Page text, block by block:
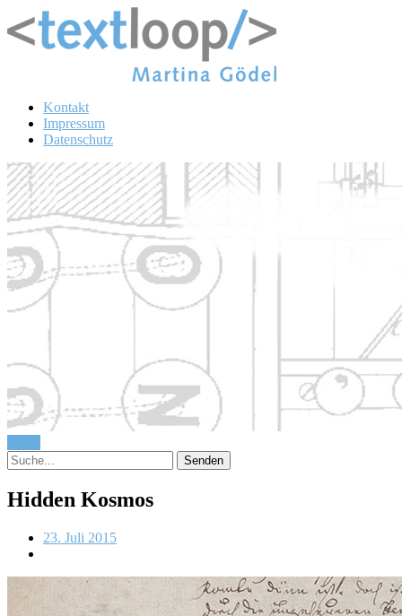
Kontakt
Impressum
Datenschutz
Hidden Kosmos
23. Juli 2015